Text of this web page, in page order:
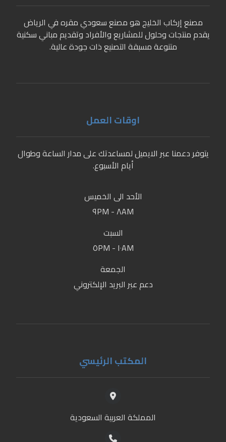
مصنع إركاب الخليج هو مصنع سعودي مقره في الرياض
يقدم منتجات وحلول للمشاريع والأفراد وتقديم مباني سكنية
متنوعة مسبقة التصنيع ذات جودة عالية.
اوقات العمل
يتوفر دعمنا عبر الايميل لمساعدتك على مدار الساعة وطوال
أيام الأسبوع.
الأحد الى الخميس
٨AM - ٩PM
السبت
١٠AM - ٥PM
الجمعة
دعم عبر البريد الإلكتروني
المكتب الرئيسي
المملكة العربية السعودية